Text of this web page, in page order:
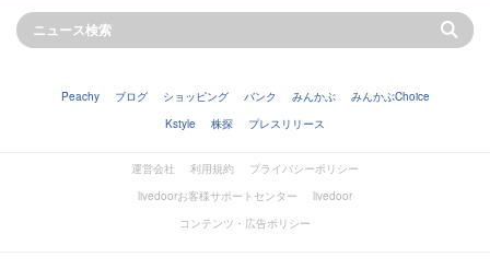
Peachy ブログ ショッピング バンク みんかぶ
みんかぶChoice
Kstyle
株探 プレスリリース
運営会社 利用規約
プライバシーポリシー
livedoorお客様サポートセンター
livedoor
コンテンツ・広告ポリシー